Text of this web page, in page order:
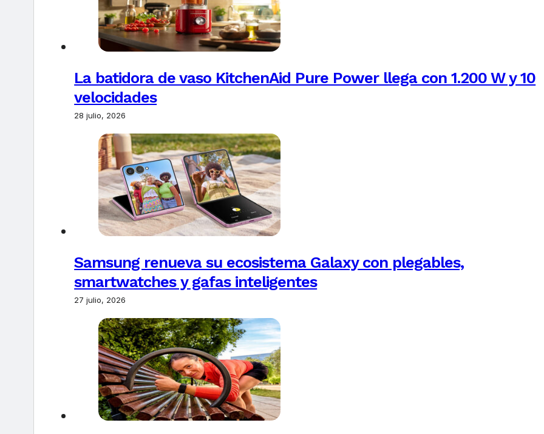
La batidora de vaso KitchenAid Pure Power llega con 1.200 W y 10
velocidades
28 julio, 2026
Samsung renueva su ecosistema Galaxy con plegables,
smartwatches y gafas inteligentes
27 julio, 2026